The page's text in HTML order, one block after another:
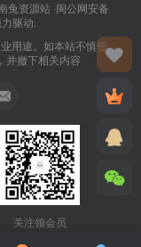
兔资源站 ·闽公网安备
驱动.
用途。如本站不慎侵
并撤下相关内容
关注领会员